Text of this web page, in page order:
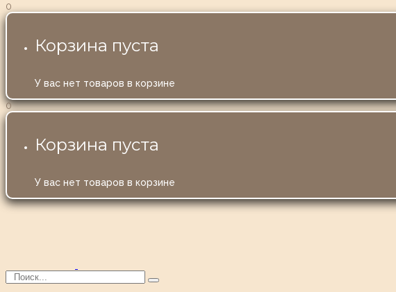
0
Корзина пуста
У вас нет товаров в корзине
0
Корзина пуста
У вас нет товаров в корзине